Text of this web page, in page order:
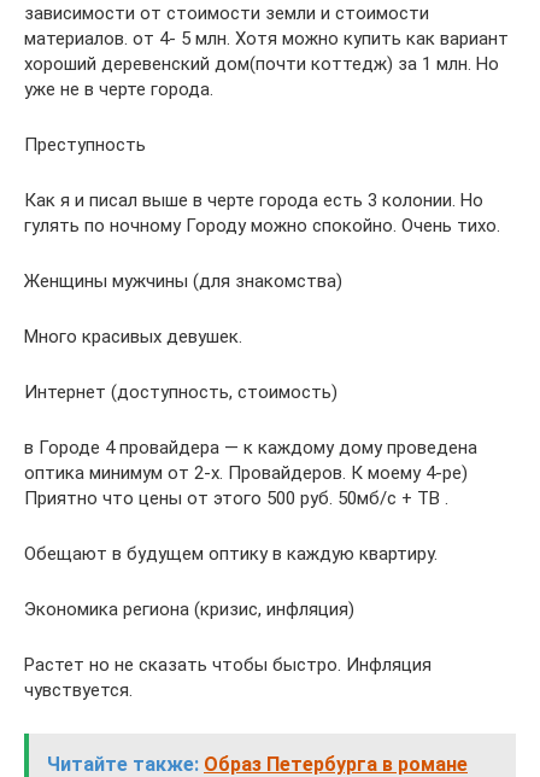
зависимости от стоимости земли и стоимости
материалов. от 4- 5 млн. Хотя можно купить как вариант
хороший деревенский дом(почти коттедж) за 1 млн. Но
уже не в черте города.
Преступность
Как я и писал выше в черте города есть 3 колонии. Но
гулять по ночному Городу можно спокойно. Очень тихо.
Женщины мужчины (для знакомства)
Много красивых девушек.
Интернет (доступность, стоимость)
в Городе 4 провайдера — к каждому дому проведена
оптика минимум от 2-х. Провайдеров. К моему 4-ре)
Приятно что цены от этого 500 руб. 50мб/с + ТВ .
Обещают в будущем оптику в каждую квартиру.
Экономика региона (кризис, инфляция)
Растет но не сказать чтобы быстро. Инфляция
чувствуется.
Читайте также: Образ Петербурга в романе